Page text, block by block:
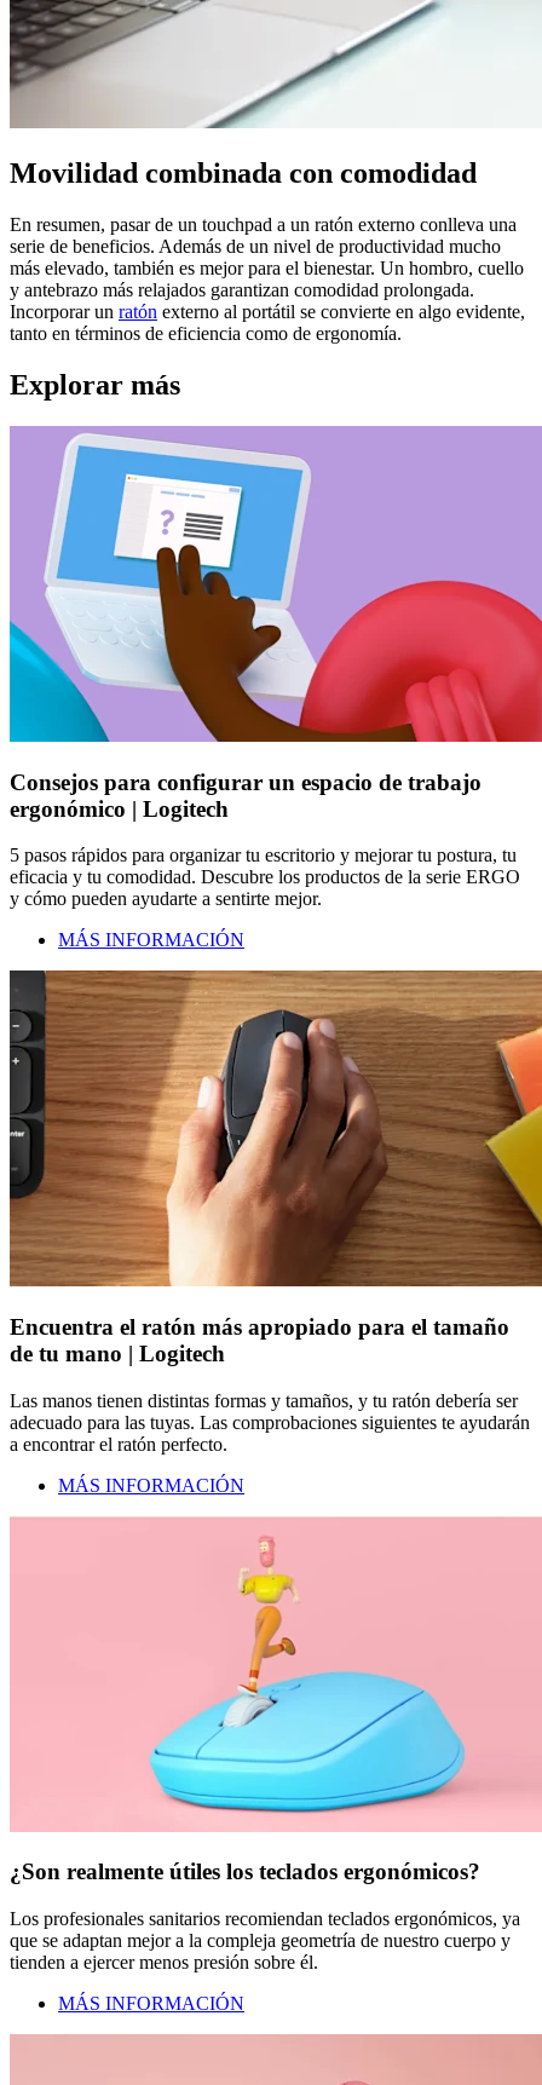
Movilidad combinada con comodidad
En resumen, pasar de un touchpad a un ratón externo conlleva una
serie de beneficios. Además de un nivel de productividad mucho
más elevado, también es mejor para el bienestar. Un hombro, cuello
y antebrazo más relajados garantizan comodidad prolongada.
Incorporar un ratón externo al portátil se convierte en algo evidente,
tanto en términos de eficiencia como de ergonomía.
Explorar más
Consejos para configurar un espacio de trabajo
ergonómico | Logitech
5 pasos rápidos para organizar tu escritorio y mejorar tu postura, tu
eficacia y tu comodidad. Descubre los productos de la serie ERGO
y cómo pueden ayudarte a sentirte mejor.
MÁS INFORMACIÓN
Encuentra el ratón más apropiado para el tamaño
de tu mano | Logitech
Las manos tienen distintas formas y tamaños, y tu ratón debería ser
adecuado para las tuyas. Las comprobaciones siguientes te ayudarán
a encontrar el ratón perfecto.
MÁS INFORMACIÓN
¿Son realmente útiles los teclados ergonómicos?
Los profesionales sanitarios recomiendan teclados ergonómicos, ya
que se adaptan mejor a la compleja geometría de nuestro cuerpo y
tienden a ejercer menos presión sobre él.
MÁS INFORMACIÓN